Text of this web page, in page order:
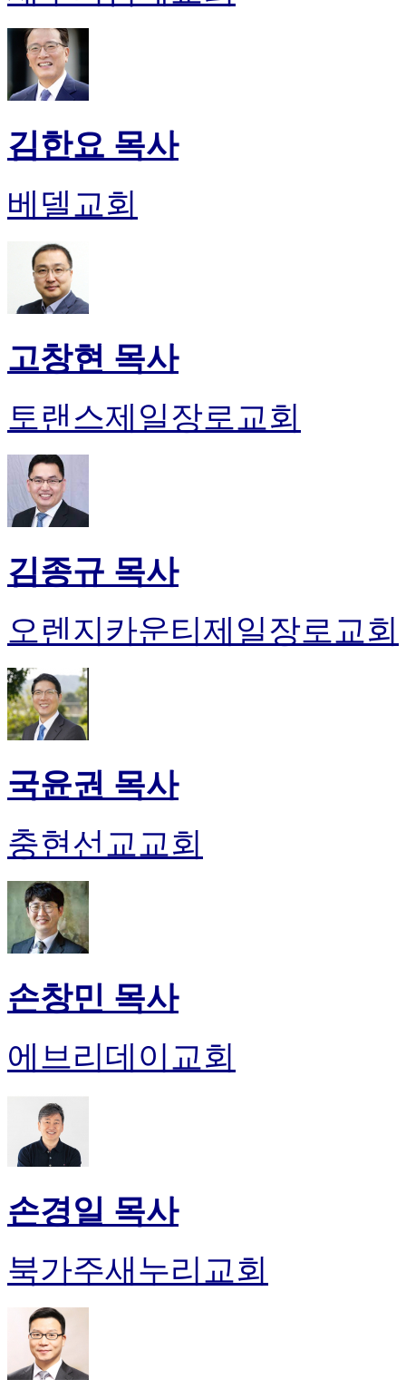
김한요 목사
베델교회
고창현 목사
토랜스제일장로교회
김종규 목사
오렌지카운티제일장로교회
국윤권 목사
충현선교교회
손창민 목사
에브리데이교회
손경일 목사
북가주새누리교회